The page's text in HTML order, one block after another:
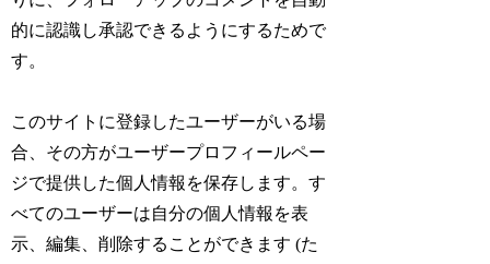
的に認識し承認できるようにするためで
す。
このサイトに登録したユーザーがいる場
合、その方がユーザープロフィールペー
ジで提供した個人情報を保存します。す
べてのユーザーは自分の個人情報を表
示、編集、削除することができます (た